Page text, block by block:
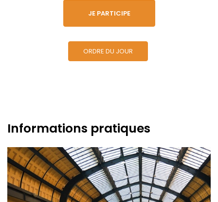
JE PARTICIPE
ORDRE DU JOUR
Informations pratiques